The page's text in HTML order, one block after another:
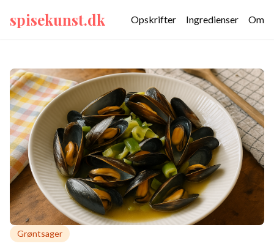
spisekunst.dk Opskrifter Ingredienser Om
Grøntsager